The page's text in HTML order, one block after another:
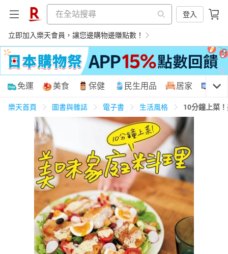
登入
立即加入樂天會員，讓您邊購物邊賺點數！
購物網分類
天天免運 養生保健 民生用品
居家生活 3C家電 運動休閒 親子玩具
女裝 男裝 化妝保養 情趣用品
免運 美食 保健 民生用品 居家 3C
樂天首頁 圖書與雜誌 電子書 生活風格 10分鐘上菜